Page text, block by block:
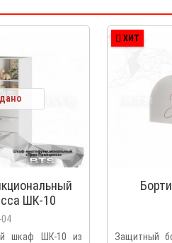
ШК-10
шкаф ШК-10 из
ХИТ
Защитный